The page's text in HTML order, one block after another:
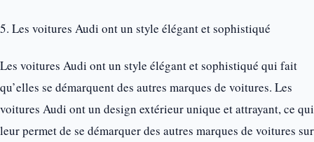
5. Les voitures Audi ont un style élégant et sophistiqué
Les voitures Audi ont un style élégant et sophistiqué qui fait
qu’elles se démarquent des autres marques de voitures. Les
voitures Audi ont un design extérieur unique et attrayant, ce qui
leur permet de se démarquer des autres marques de voitures sur